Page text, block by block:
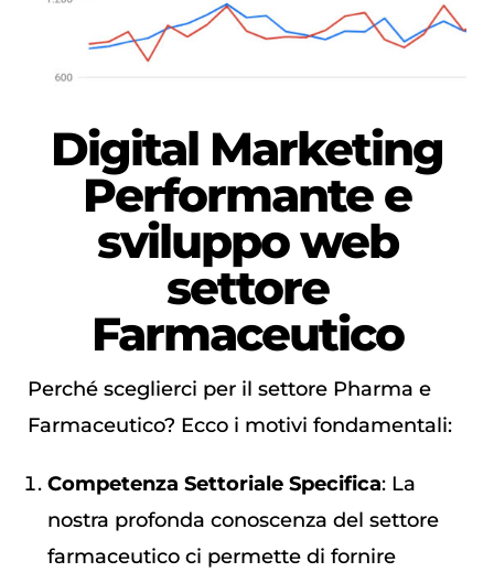
Digital Marketing
Performantee
sviluppo web
settore
Farmaceutico
Perché sceglierci per il settore Pharma e
Farmaceutico? Ecco i motivi fondamentali:
Competenza Settoriale Specifica: La
nostra profonda conoscenza del settore
farmaceutico ci permette di fornire